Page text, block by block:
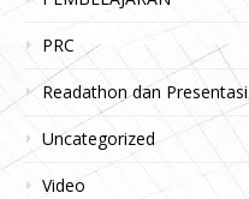
PRC
Readathon dan Presentasi
Uncategorized
Video